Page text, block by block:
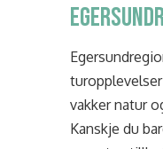
vakker natur
Kanskje du